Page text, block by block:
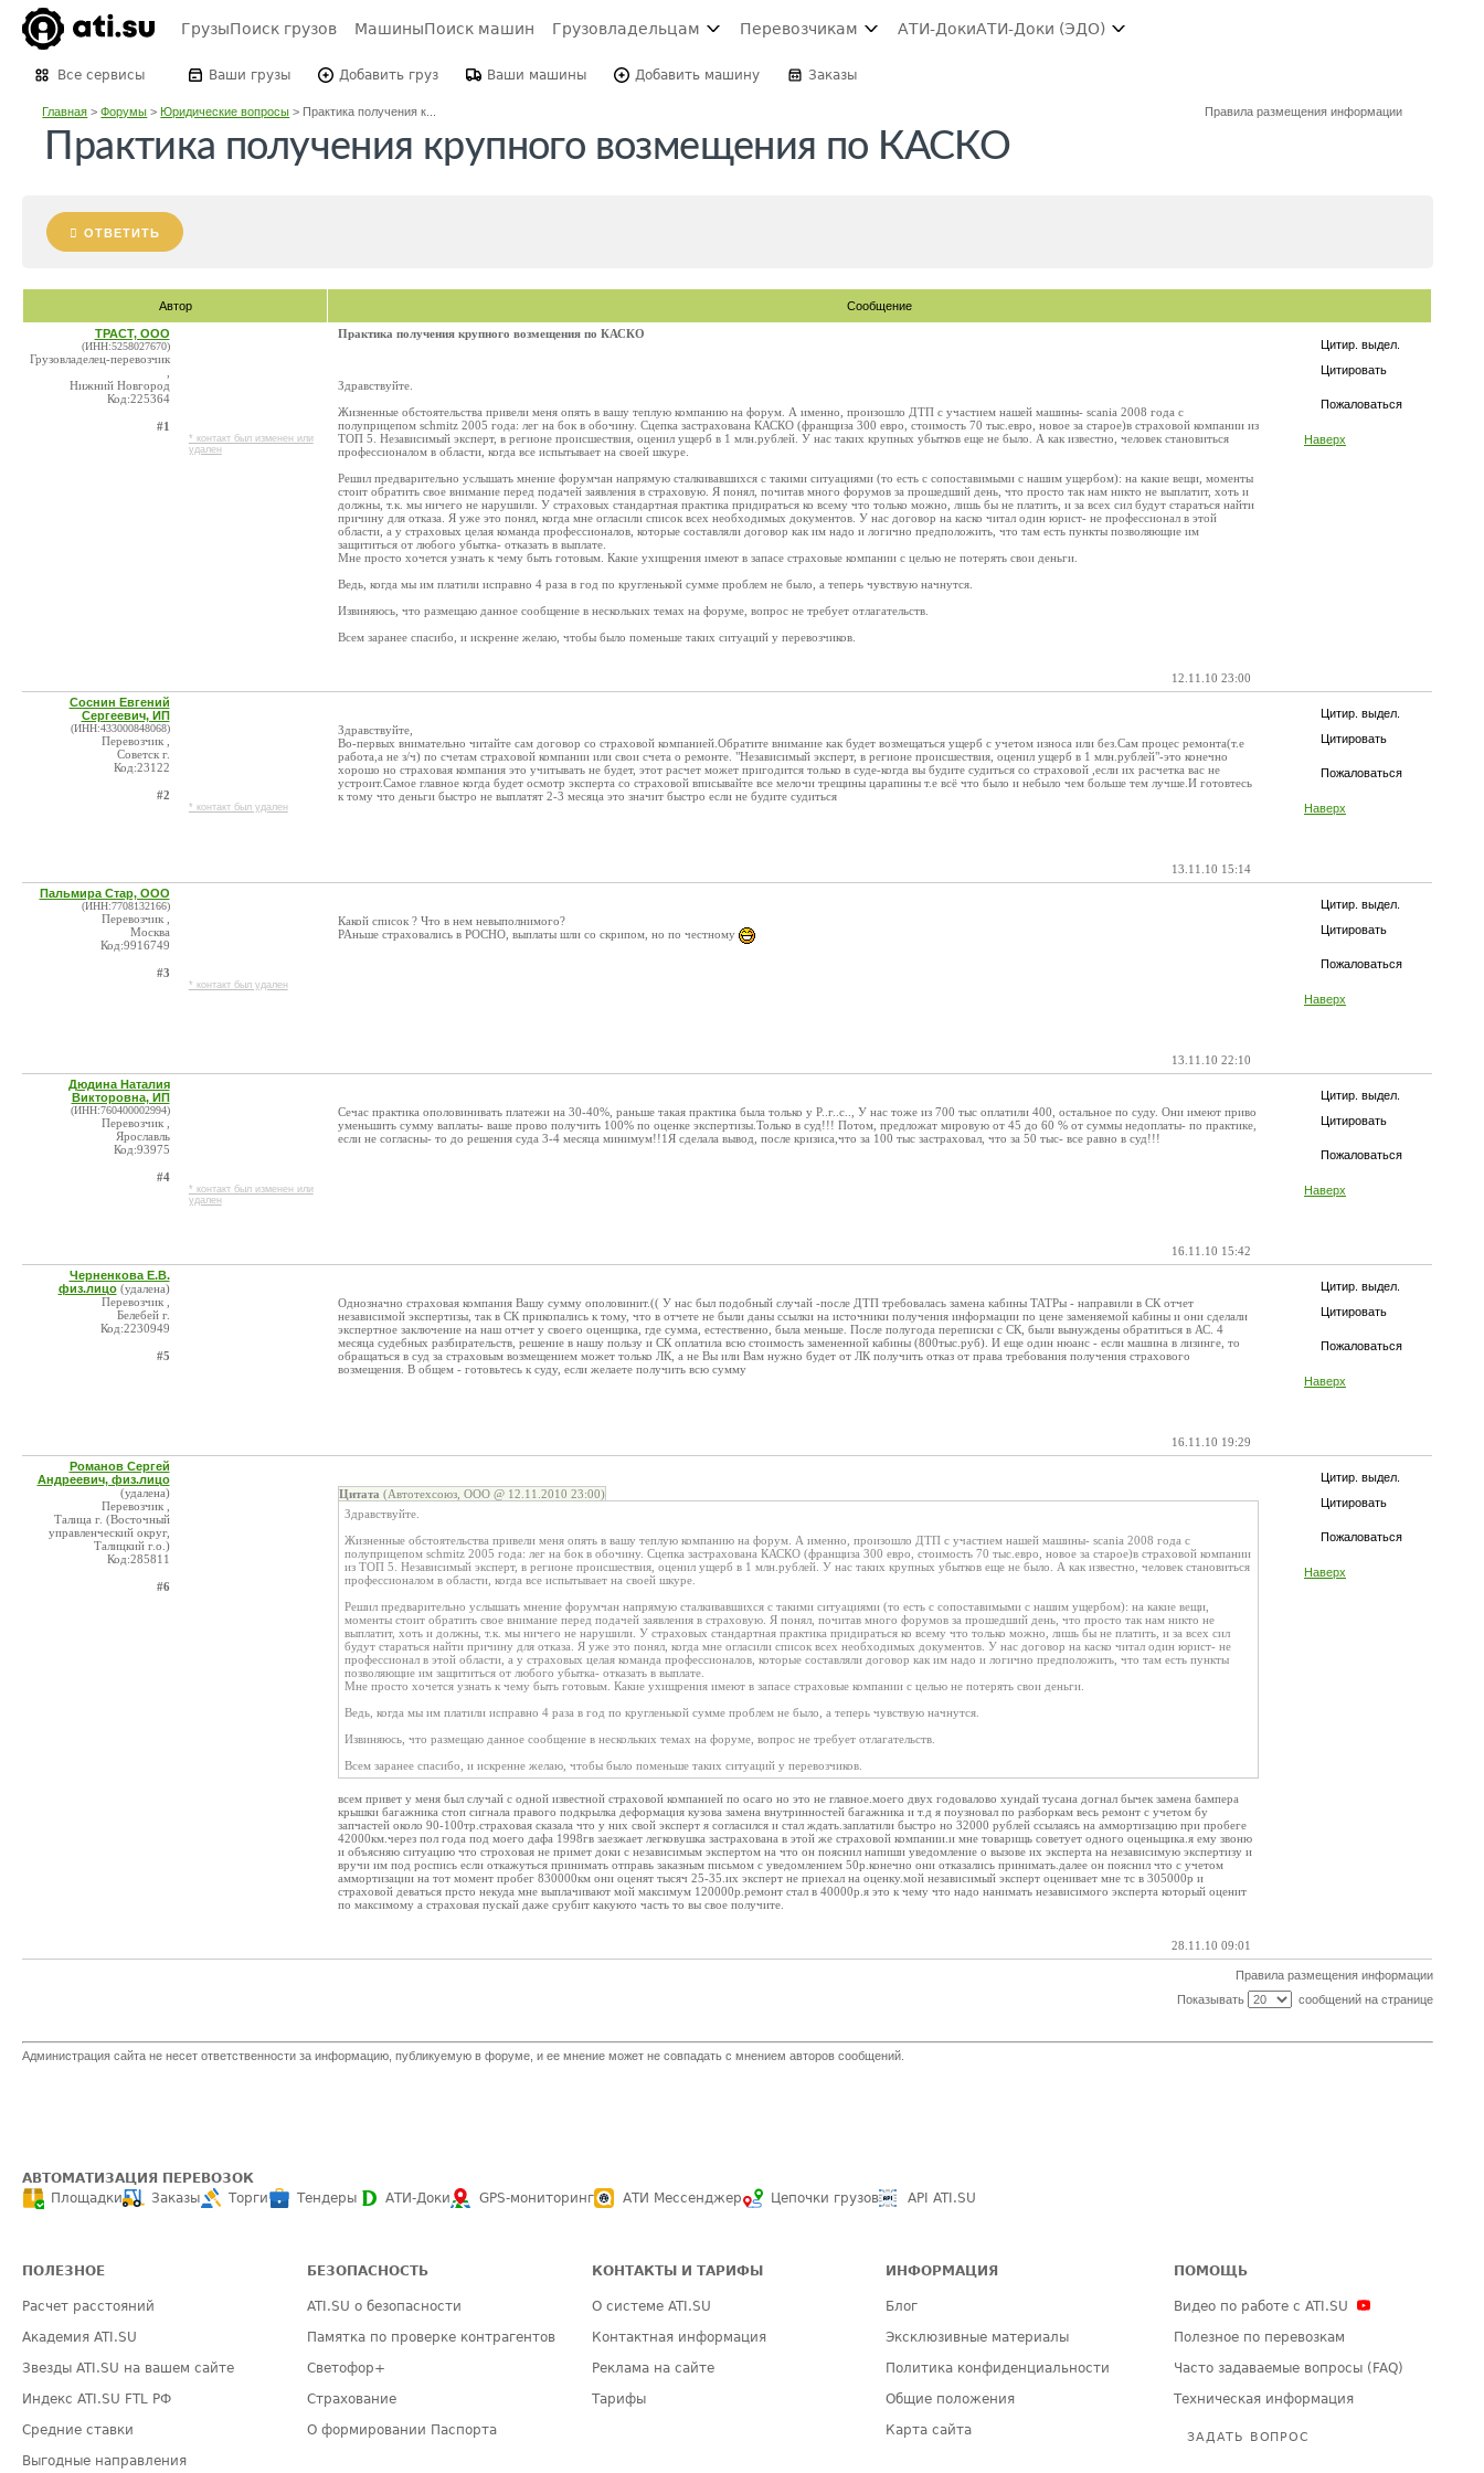
ГрузыПоиск грузов МашиныПоиск машин Грузовладельцам Перевозчикам АТИ-ДокиАТИ-Доки (ЭДО)
Все сервисы Ваши грузы Добавить груз Ваши машины Добавить машину Заказы
Главная >Форумы >Юридические вопросы > Практика получения к... Правила размещения информации
Практика получения крупного возмещения по КАСКО
ОТВЕТИТЬ
Автор Сообщение
Цитир. выдел.
Цитировать
Пожаловаться
Наверх
ТРАСТ, ООО
(ИНН:5258027670)
Грузовладелец-перевозчик
Нижний Новгород
Код:225364
#1
* контакт был изменен или
удален
Практика получения крупного возмещения по КАСКО
Здравствуйте.
Жизненные обстоятельства привели меня опять в вашу теплую компанию на форум. А именно, произошло ДТП с участием нашей машины- scania 2008 года с
полуприцепом schmitz 2005 года: лег на бок в обочину. Сцепка застрахована КАСКО (франщиза 300 евро, стоимость 70 тыс.евро, новое за старое)в страховой компании из
ТОП 5. Независимый эксперт, в регионе происшествия, оценил ущерб в 1 млн.рублей. У нас таких крупных убытков еще не было. А как известно, человек становиться
профессионалом в области, когда все испытывает на своей шкуре.
Решил предварительно услышать мнение форумчан напрямую сталкивавшихся с такими ситуациями (то есть с сопоставимыми с нашим ущербом): на какие вещи, моменты
стоит обратить свое внимание перед подачей заявления в страховую. Я понял, почитав много форумов за прошедший день, что просто так нам никто не выплатит, хоть и
должны, т.к. мы ничего не нарушили. У страховых стандартная практика придираться ко всему что только можно, лишь бы не платить, и за всех сил будут стараться найти
причину для отказа. Я уже это понял, когда мне огласили список всех необходимых документов. У нас договор на каско читал один юрист- не профессионал в этой
области, а у страховых целая команда профессионалов, которые составляли договор как им надо и логично предположить, что там есть пункты позволяющие им
защититься от любого убытка- отказать в выплате.
Мне просто хочется узнать к чему быть готовым. Какие ухищрения имеют в запасе страховые компании с целью не потерять свои деньги.
Ведь, когда мы им платили исправно 4 раза в год по кругленькой сумме проблем не было, а теперь чувствую начнутся.
Извиняюсь, что размещаю данное сообщение в нескольких темах на форуме, вопрос не требует отлагательств.
Всем заранее спасибо, и искренне желаю, чтобы было поменьше таких ситуаций у перевозчиков.
12.11.10 23:00
Цитир. выдел.
Цитировать
Пожаловаться
Наверх
Соснин Евгений
Сергеевич, ИП
(ИНН:433000848068)
Перевозчик ,
Советск г.
Код:23122
#2
* контакт был удален
Здравствуйте,
Во-первых внимательно читайте сам договор со страховой компанией.Обратите внимание как будет возмещаться ущерб с учетом износа или без.Сам процес ремонта(т.е
работа,а не з/ч) по счетам страховой компании или свои счета о ремонте. "Независимый эксперт, в регионе происшествия, оценил ущерб в 1 млн.рублей"-это конечно
хорошо но страховая компания это учитывать не будет, этот расчет может пригодится только в суде-когда вы будите судиться со страховой ,если их расчетка вас не
устроит.Самое главное когда будет осмотр эксперта со страховой вписывайте все мелочи трещины царапины т.е всё что было и небыло чем больше тем лучше.И готовтесь
к тому что деньги быстро не выплатят 2-3 месяца это значит быстро если не будите судиться
13.11.10 15:14
Цитир. выдел.
Цитировать
Пожаловаться
Наверх
Пальмира Стар, ООО
(ИНН:7708132166)
Перевозчик ,
Москва
Код:9916749
#3
* контакт был удален
Какой список ? Что в нем невыполнимого?
РАньше страховались в РОСНО, выплаты шли со скрипом, но по честному
13.11.10 22:10
Цитир. выдел.
Цитировать
Пожаловаться
Наверх
Дюдина Наталия
Викторовна, ИП
(ИНН:760400002994)
Перевозчик ,
Ярославль
Код:93975
#4
* контакт был изменен или
удален
Сечас практика ополовинивать платежи на 30-40%, раньше такая практика была только у Р..г..с.., У нас тоже из 700 тыс оплатили 400, остальное по суду. Они имеют приво
уменьшить сумму ваплаты- ваше прово получить 100% по оценке экспертизы.Только в суд!!! Потом, предложат мировую от 45 до 60 % от суммы недоплаты- по практике,
если не согласны- то до решения суда 3-4 месяца минимум!!1Я сделала вывод, после кризиса,что за 100 тыс застраховал, что за 50 тыс- все равно в суд!!!
16.11.10 15:42
Цитир. выдел.
Цитировать
Пожаловаться
Наверх
Черненкова Е.В.
физ.лицо (удалена)
Перевозчик ,
Белебей г.
Код:2230949
#5
Однозначно страховая компания Вашу сумму ополовинит.(( У нас был подобный случай -после ДТП требовалась замена кабины ТАТРы - направили в СК отчет
независимой экспертизы, так в СК прикопались к тому, что в отчете не были даны ссылки на источники получения информации по цене заменяемой кабины и они сделали
экспертное заключение на наш отчет у своего оценщика, где сумма, естественно, была меньше. После полугода переписки с СК, были вынуждены обратиться в АС. 4
месяца судебных разбирательств, решение в нашу пользу и СК оплатила всю стоимость замененной кабины (800тыс.руб). И еще один нюанс - если машина в лизинге, то
обращаться в суд за страховым возмещением может только ЛК, а не Вы или Вам нужно будет от ЛК получить отказ от права требования получения страхового
возмещения. В общем - готовьтесь к суду, если желаете получить всю сумму
16.11.10 19:29
Цитир. выдел.
Цитировать
Пожаловаться
Наверх
Романов Сергей
Андреевич, физ.лицо
(удалена)
Перевозчик ,
Талица г. (Восточный
управленческий округ,
Талицкий г.о.)
Код:285811
#6
Цитата (Автотехсоюз, ООО @ 12.11.2010 23:00)
Здравствуйте.
Жизненные обстоятельства привели меня опять в вашу теплую компанию на форум. А именно, произошло ДТП с участием нашей машины- scania 2008 года с
полуприцепом schmitz 2005 года: лег на бок в обочину. Сцепка застрахована КАСКО (франщиза 300 евро, стоимость 70 тыс.евро, новое за старое)в страховой компании
из ТОП 5. Независимый эксперт, в регионе происшествия, оценил ущерб в 1 млн.рублей. У нас таких крупных убытков еще не было. А как известно, человек становиться
профессионалом в области, когда все испытывает на своей шкуре.
Решил предварительно услышать мнение форумчан напрямую сталкивавшихся с такими ситуациями (то есть с сопоставимыми с нашим ущербом): на какие вещи,
моменты стоит обратить свое внимание перед подачей заявления в страховую. Я понял, почитав много форумов за прошедший день, что просто так нам никто не
выплатит, хоть и должны, т.к. мы ничего не нарушили. У страховых стандартная практика придираться ко всему что только можно, лишь бы не платить, и за всех сил
будут стараться найти причину для отказа. Я уже это понял, когда мне огласили список всех необходимых документов. У нас договор на каско читал один юрист- не
профессионал в этой области, а у страховых целая команда профессионалов, которые составляли договор как им надо и логично предположить, что там есть пункты
позволяющие им защититься от любого убытка- отказать в выплате.
Мне просто хочется узнать к чему быть готовым. Какие ухищрения имеют в запасе страховые компании с целью не потерять свои деньги.
Ведь, когда мы им платили исправно 4 раза в год по кругленькой сумме проблем не было, а теперь чувствую начнутся.
Извиняюсь, что размещаю данное сообщение в нескольких темах на форуме, вопрос не требует отлагательств.
Всем заранее спасибо, и искренне желаю, чтобы было поменьше таких ситуаций у перевозчиков.
всем привет у меня был случай с одной известной страховой компанией по осаго но это не главное.моего двух годовалово хундай тусана догнал бычек замена бампера
крышки багажника стоп сигнала правого подкрылка деформация кузова замена внутринностей багажника и т.д я поузновал по разборкам весь ремонт с учетом бу
запчастей около 90-100тр.страховая сказала что у них свой эксперт я согласился и стал ждать.заплатили быстро но 32000 рублей ссылаясь на аммортизацию при пробеге
42000км.через пол года под моего дафа 1998гв заезжает легковушка застрахована в этой же страховой компании.и мне товарищь советует одного оценьщика.я ему звоню
и объясняю ситуацию что строховая не примет доки с независимым экспертом на что он пояснил напиши уведомление о вызове их эксперта на независимую экспертизу и
вручи им под роспись если откажуться принимать отправь заказным письмом с уведомлением 50р.конечно они отказались принимать.далее он пояснил что с учетом
аммортизации на тот момент пробег 830000км они оценят тысяч 25-35.их эксперт не приехал на оценку.мой независимый эксперт оценивает мне тс в 305000р и
страховой деваться прсто некуда мне выплачивают мой максимум 120000р.ремонт стал в 40000р.я это к чему что надо нанимать независимого эксперта который оценит
по максимому а страховая пускай даже срубит какуюто часть то вы свое получите.
28.11.10 09:01
Правила размещения информации
Показывать
сообщений на странице
Администрация сайта не несет ответственности за информацию, публикуемую в форуме, и ее мнение может не совпадать с мнением авторов сообщений.
АВТОМАТИЗАЦИЯ ПЕРЕВОЗОК
Площадки
Заказы Торги Тендеры АТИ-Доки GPS-мониторинг АТИ Мессенджер Цепочки грузов API ATI.SU
ПОЛЕЗНОЕ
Расчет расстояний
Академия ATI.SU
Звезды ATI.SU на вашем сайте
Индекс ATI.SU FTL РФ
Средние ставки
Выгодные направления
БЕЗОПАСНОСТЬ
ATI.SU о безопасности
Памятка по проверке контрагентов
Светофор+
Страхование
О формировании Паспорта
КОНТАКТЫ И ТАРИФЫ
О системе ATI.SU
Контактная информация
Реклама на сайте
Тарифы
ИНФОРМАЦИЯ
Блог
Эксклюзивные материалы
Политика конфиденциальности
Общие положения
Карта сайта
ПОМОЩЬ
Видео по работе с ATI.SU
Полезное по перевозкам
Часто задаваемые вопросы (FAQ)
Техническая информация
ЗАДАТЬ ВОПРОС